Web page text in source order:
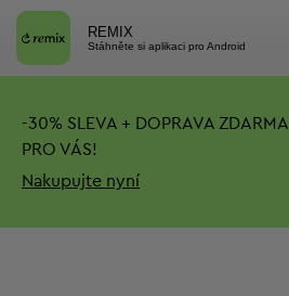
REMIX
Stáhněte si aplikaci pro Android
-30% SLEVA + DOPRAVA ZDARMA
PRO VÁS!
Nakupujte nyní